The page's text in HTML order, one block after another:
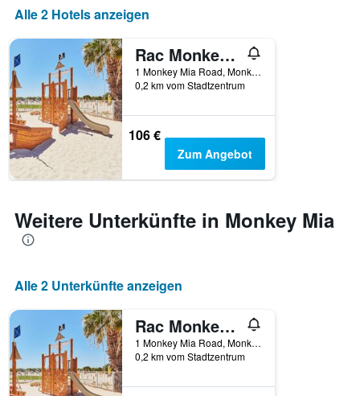
Diagramm
hat
Achse,
die
den
durchschnittlichen
Zimmerpreis
anzeigt.
Alle 2 Hotels anzeigen
Rac Monkey Mia Dolphin Resort
1 Monkey Mia Road, Monkey Mia, WA, Australien
0,2 km vom Stadtzentrum
106 €
Zum Angebot
Weitere Unterkünfte in Monkey Mia
Alle 2 Unterkünfte anzeigen
Rac Monkey Mia Dolphin Resort
1 Monkey Mia Road, Monkey Mia, WA, Australien
0,2 km vom Stadtzentrum